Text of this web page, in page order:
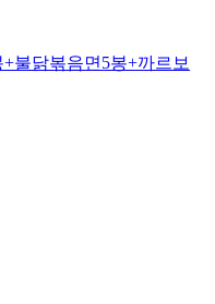
불닭볶음면5봉+까르보